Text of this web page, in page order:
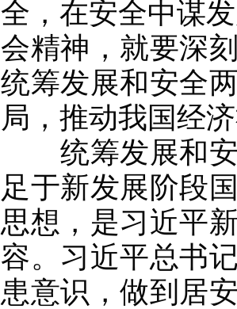
全，在安全中谋
会精神，就要深
统筹发展和安全
局，推动我国经
统筹发展和安
足于新发展阶段
思想，是习近平
容。习近平总书
患意识，做到居